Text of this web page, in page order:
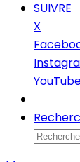
SUIVRE
X